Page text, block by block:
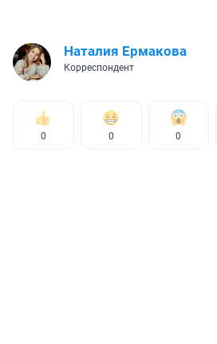
Наталия Ермакова
Корреспондент
0 0 0